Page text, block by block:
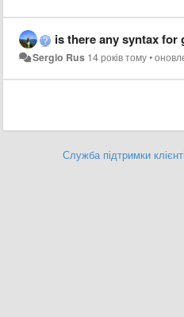
is there any syntax for
Sergio Rus 14 років тому•
Служба підтримки